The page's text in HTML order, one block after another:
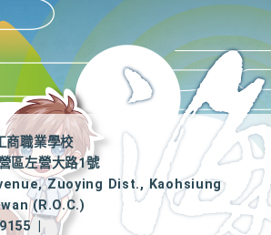
商職業學校
區左營大路1號
Zuoying Dist., Kaohsiung
(R.O.C.)
|